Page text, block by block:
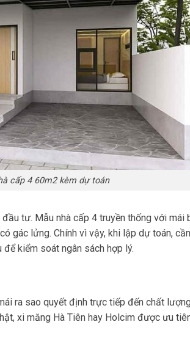
cấp 4 60m2 kèm dự toán
tư. Mẫu nhà cấp 4 truyền thống với mái
gác lửng. Chính vì vậy, khi lập dự toán,
kiểm soát ngân sách hợp lý.
ra sao quyết định trực tiếp đến chất
xi măng Hà Tiên hay Holcim được ưu